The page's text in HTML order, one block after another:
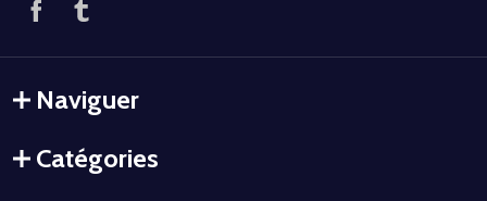
Naviguer
Catégories